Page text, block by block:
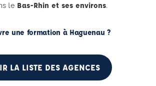
le Bas-Rhin et ses environs.
une formation à Haguenau ?
LA LISTE DES AGENCES